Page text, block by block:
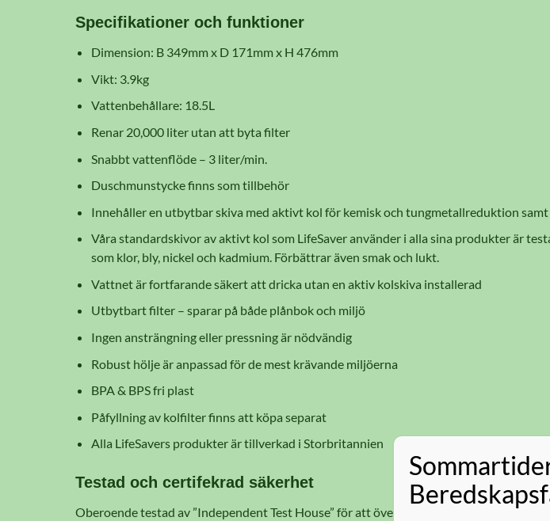
Specifikationer och funktioner
Dimension: B 349mm x D 171mm x H 476mm
Vikt: 3.9kg
Vattenbehållare: 18.5L
Renar 20,000 liter utan att byta filter
Snabbt vattenflöde – 3 liter/min.
Duschmunstycke finns som tillbehör
Innehåller en utbytbar skiva med aktivt kol för kemisk och tungmetallreduktion
Våra standardskivor av aktivt kol som LifeSaver använder i alla sina produkter är
som klor, bly, nickel och kadmium. Förbättrar även smak och lukt.
Vattnet är fortfarande säkert att dricka utan en aktiv kolskiva installerad
Utbytbart filter – sparar på både plånbok och miljö
Ingen ansträngning eller pressning är nödvändig
Robust hölje är anpassad för de mest krävande miljöerna
BPA & BPS fri plast
Påfyllning av kolfilter finns att köpa separat
Alla LifeSavers produkter är tillverkad i Storbritannien
Testad och certifekrad säkerhet
Oberoende testad av ”Independent Test House” för att överträffa fulla krav på fulla